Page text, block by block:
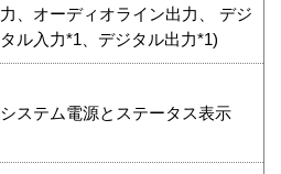
力、オーディオライン出力、 デジ
タル入力*1、デジタル出力*1)
システム電源とステータス表示